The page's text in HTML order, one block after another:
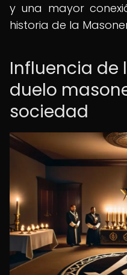
y una mayor
historia de la
Influencia de
duelo
sociedad